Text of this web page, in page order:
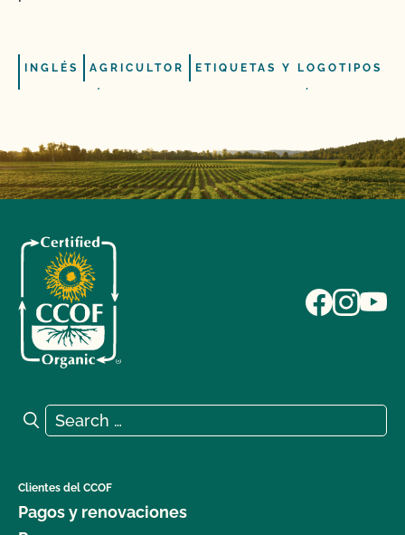
INGLÉS AGRICULTOR ETIQUETAS Y LOGOTIPOS
¿Qué logotipos y declaraciones puedo poner en
mi producto certificado por OCal?
¿Qué DEBE figurar en la etiqueta de mi producto
orgánico certificado?
¿Qué ingredientes no orgánicos puedo utilizar en
mi producto etiquetado como "Elaborado con
productos orgánicos (ingredientes específicos)"?
utilizar en mi producto procesado orgánico?
Search for:
Search
Clientes del CCOF
Pagos y renovaciones